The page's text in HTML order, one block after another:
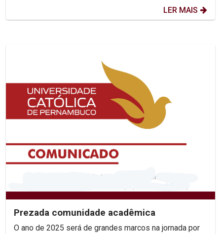
LER MAIS
Prezada comunidade acadêmica
O ano de 2025 será de grandes marcos na jornada por